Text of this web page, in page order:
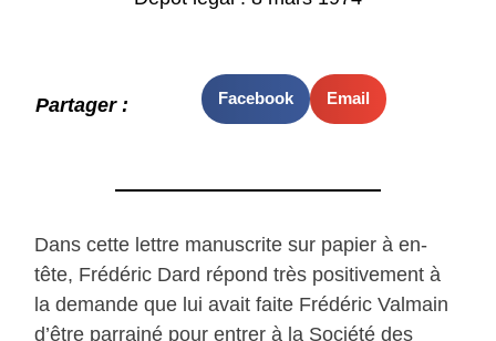
Partager : Facebook Email
Dans cette lettre manuscrite sur papier à en-
tête, Frédéric Dard répond très positivement à
la demande que lui avait faite Frédéric Valmain
d’être parrainé pour entrer à la Société des